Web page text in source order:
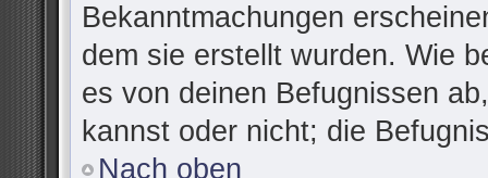
Bekanntmachungen
dem sie erstellt wurden. Wie
es von deinen Befugnissen
kannst oder nicht; die
Nach oben